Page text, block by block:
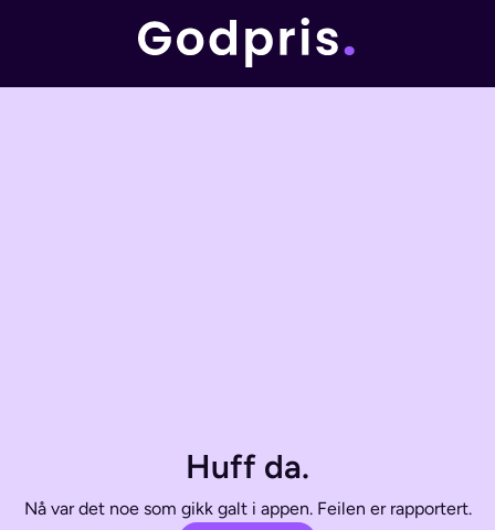
Huff da.
Nå var det noe som gikk galt i appen. Feilen er rapportert.